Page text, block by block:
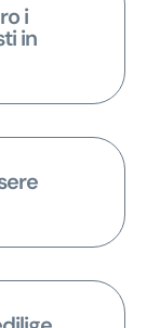
i
in